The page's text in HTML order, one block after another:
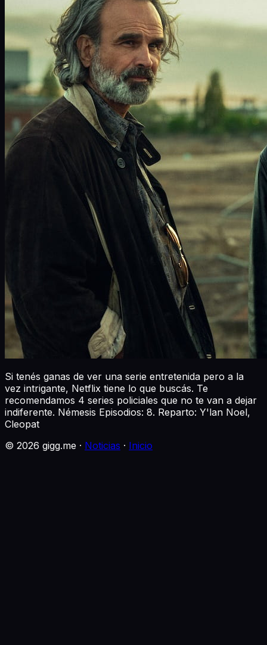
Si tenés ganas de ver una serie entretenida pero a la
vez intrigante, Netflix tiene lo que buscás. Te
recomendamos 4 series policiales que no te van a dejar
indiferente. Némesis Episodios: 8. Reparto: Y'lan Noel,
Cleopat
© 2026 gigg.me · Noticias · Inicio